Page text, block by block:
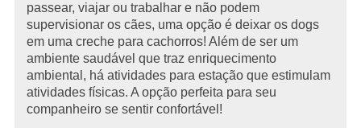
passear, viajar ou trabalhar e não podem
supervisionar os cães, uma opção é deixar os dogs
em uma creche para cachorros! Além de ser um
ambiente saudável que traz enriquecimento
ambiental, há atividades para estação que estimulam
atividades físicas. A opção perfeita para seu
companheiro se sentir confortável!